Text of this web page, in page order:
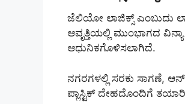
ಜೆಲಿಯೋ ಲಾಜಿಕ್ಸ್ ಎಂಬುದು
ಆವೃತ್ತಿಯಲ್ಲಿ ಮುಂಭಾಗದ
ಆಧುನಿಕಗೊಳಿಸಲಾಗಿದೆ.
ನಗರಗಳಲ್ಲಿ ಸರಕು ಸಾಗಣೆ,
ಪ್ಲಾಸ್ಟಿಕ್ ದೇಹದೊಂದಿಗೆ